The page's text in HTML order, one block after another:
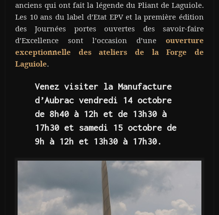
anciens qui ont fait la légende du Pliant de Laguiole.
Les 10 ans du label d’Etat EPV et la première édition
des Journées portes ouvertes des savoir-faire
d’Excellence sont l’occasion d’une ouverture
exceptionnelle des ateliers de la Forge de
Laguiole.
Venez visiter la Manufacture
d’Aubrac vendredi 14 octobre
de 8h40 à 12h et de 13h30 à
17h30 et samedi 15 octobre de
9h à 12h et 13h30 à 17h30.